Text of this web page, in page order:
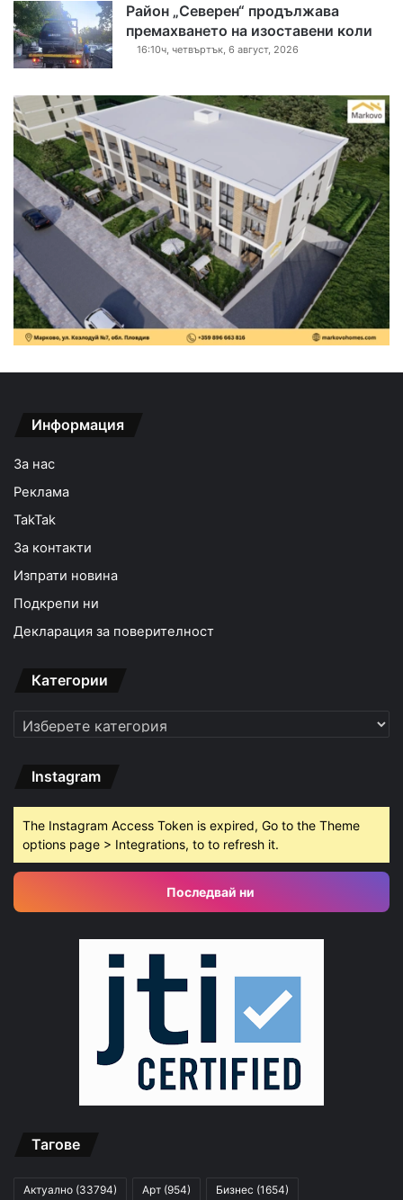
Район „Северен“ продължава
премахването на изоставени коли
16:10ч, четвъртък, 6 август, 2026
Информация
За нас
Реклама
TakTak
За контакти
Изпрати новина
Подкрепи ни
Декларация за поверителност
Категории
Категории
Instagram
The Instagram Access Token is expired, Go to the Theme
options page > Integrations, to to refresh it.
Последвай ни
Тагове
Актуално (33794) Арт (954) Бизнес (1654)